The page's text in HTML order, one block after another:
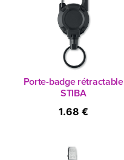
Porte-badge rétractable
STIBA
1.68 €